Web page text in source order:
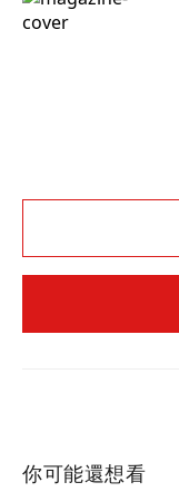
你可能還想看